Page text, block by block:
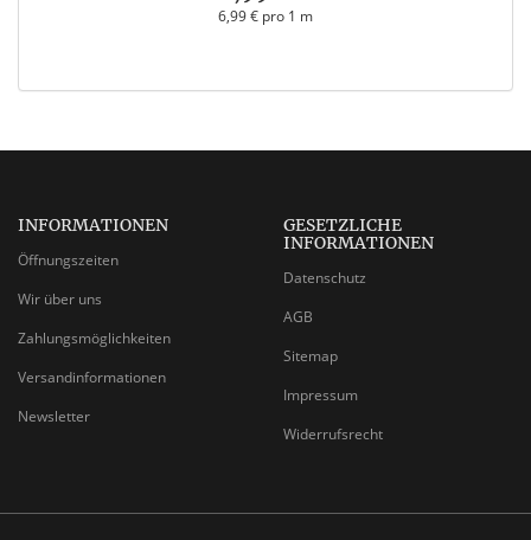
6,99 € pro 1 m
INFORMATIONEN
Öffnungszeiten
Wir über uns
Zahlungsmöglichkeiten
Versandinformationen
Newsletter
GESETZLICHE
INFORMATIONEN
Datenschutz
AGB
Sitemap
Impressum
Widerrufsrecht